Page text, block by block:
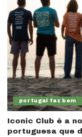
portugal faz bem
Iconic Club é a
portuguesa que